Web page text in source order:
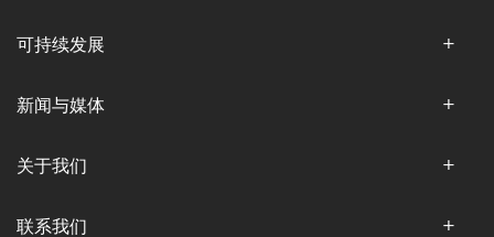
可持续发展
新闻与媒体
关于我们
联系我们